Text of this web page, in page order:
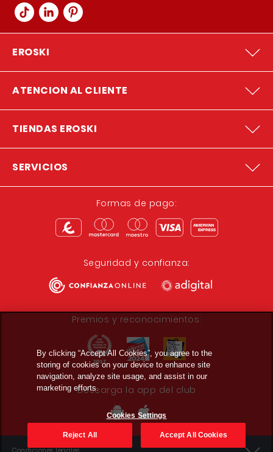
EROSKI
ATENCION AL CLIENTE
TIENDAS EROSKI
SERVICIOS
Formas de pago:
Seguridad y confianza:
Premios y reconocimientos:
Descarga la app del club
By clicking “Accept All Cookies”, you agree to the
storing of cookies on your device to enhance site
navigation, analyze site usage, and assist in our
marketing efforts.
Cookies Settings
Reject All Accept All Cookies